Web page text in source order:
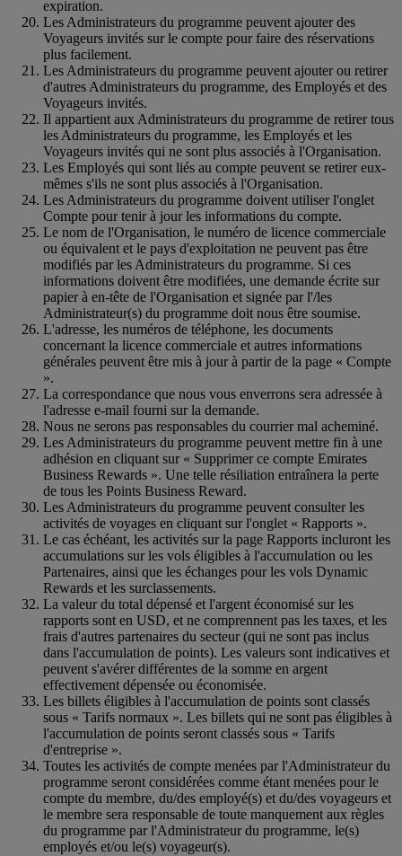
expiration.
Les Administrateurs du programme peuvent ajouter des
Voyageurs invités sur le compte pour faire des réservations
plus facilement.
Les Administrateurs du programme peuvent ajouter ou retirer
d'autres Administrateurs du programme, des Employés et des
Voyageurs invités.
Il appartient aux Administrateurs du programme de retirer tous
les Administrateurs du programme, les Employés et les
Voyageurs invités qui ne sont plus associés à l'Organisation.
Les Employés qui sont liés au compte peuvent se retirer eux-
mêmes s'ils ne sont plus associés à l'Organisation.
Les Administrateurs du programme doivent utiliser l'onglet
Compte pour tenir à jour les informations du compte.
Le nom de l'Organisation, le numéro de licence commerciale
ou équivalent et le pays d'exploitation ne peuvent pas être
modifiés par les Administrateurs du programme. Si ces
informations doivent être modifiées, une demande écrite sur
papier à en-tête de l'Organisation et signée par l'/les
Administrateur(s) du programme doit nous être soumise.
L'adresse, les numéros de téléphone, les documents
concernant la licence commerciale et autres informations
générales peuvent être mis à jour à partir de la page « Compte
».
La correspondance que nous vous enverrons sera adressée à
l'adresse e-mail fourni sur la demande.
Nous ne serons pas responsables du courrier mal acheminé.
Les Administrateurs du programme peuvent mettre fin à une
adhésion en cliquant sur « Supprimer ce compte Emirates
Business Rewards ». Une telle résiliation entraînera la perte
de tous les Points Business Reward.
Les Administrateurs du programme peuvent consulter les
activités de voyages en cliquant sur l'onglet « Rapports ».
Le cas échéant, les activités sur la page Rapports incluront les
accumulations sur les vols éligibles à l'accumulation ou les
Partenaires, ainsi que les échanges pour les vols Dynamic
Rewards et les surclassements.
La valeur du total dépensé et l'argent économisé sur les
rapports sont en USD, et ne comprennent pas les taxes, et les
frais d'autres partenaires du secteur (qui ne sont pas inclus
dans l'accumulation de points). Les valeurs sont indicatives et
peuvent s'avérer différentes de la somme en argent
effectivement dépensée ou économisée.
Les billets éligibles à l'accumulation de points sont classés
sous « Tarifs normaux ». Les billets qui ne sont pas éligibles à
l'accumulation de points seront classés sous « Tarifs
d'entreprise ».
Toutes les activités de compte menées par l'Administrateur du
programme seront considérées comme étant menées pour le
compte du membre, du/des employé(s) et du/des voyageurs et
le membre sera responsable de toute manquement aux règles
du programme par l'Administrateur du programme, le(s)
employés et/ou le(s) voyageur(s).